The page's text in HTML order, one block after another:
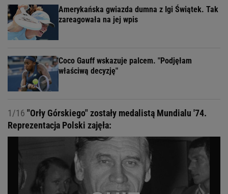
Amerykańska gwiazda dumna z Igi Świątek. Tak
zareagowała na jej wpis
Coco Gauff wskazuje palcem. "Podjęłam
właściwą decyzję"
1/16 "Orły Górskiego" zostały medalistą Mundialu '74.
Reprezentacja Polski zajęła: